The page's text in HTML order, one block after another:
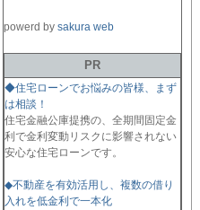
powerd by sakura web
PR
◆住宅ローンでお悩みの皆様、まず
は相談！
住宅金融公庫提携の、全期間固定金
利で金利変動リスクに影響されない
安心な住宅ローンです。
◆不動産を有効活用し、複数の借り
入れを低金利で一本化